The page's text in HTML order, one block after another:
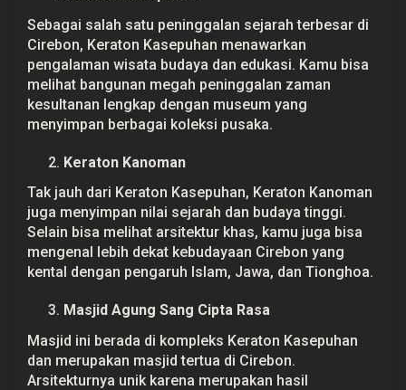
j
i
b
D
i
k
u
n
j
g
S
a
t
A
h
r
P
k
a
n
Sebagai salah satu peninggalan sejarah terbesar di
Cirebon, Keraton Kasepuhan menawarkan
pengalaman wisata budaya dan edukasi. Kamu bisa
melihat bangunan megah peninggalan zaman
kesultanan lengkap dengan museum yang
menyimpan berbagai koleksi pusaka.
Keraton Kanoman
Tak jauh dari Keraton Kasepuhan, Keraton Kanoman
juga menyimpan nilai sejarah dan budaya tinggi.
Selain bisa melihat arsitektur khas, kamu juga bisa
mengenal lebih dekat kebudayaan Cirebon yang
kental dengan pengaruh Islam, Jawa, dan Tionghoa.
Masjid Agung Sang Cipta Rasa
Masjid ini berada di kompleks Keraton Kasepuhan
dan merupakan masjid tertua di Cirebon.
Arsitekturnya unik karena merupakan hasil